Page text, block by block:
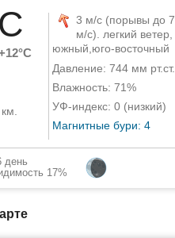
3 м/с (порывы до 7
м/с). легкий ветер,
южный,юго-восточный
Давление: 744 мм рт.ст.
Влажность: 71%
УФ-индекс: 0 (низкий)
Магнитные бури: 4
день
17%